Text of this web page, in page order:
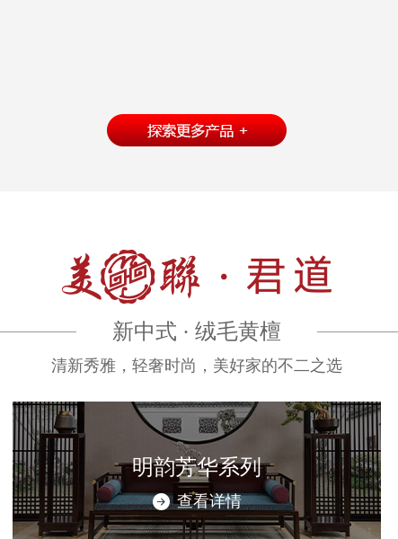
新中式 · 绒毛黄檀
清新秀雅，轻奢时尚，美好家的不二之选
明韵芳华系列
查看详情